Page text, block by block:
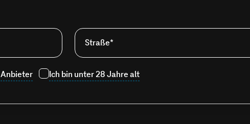
Straße*
Anbieter Ich bin unter 28 Jahre alt